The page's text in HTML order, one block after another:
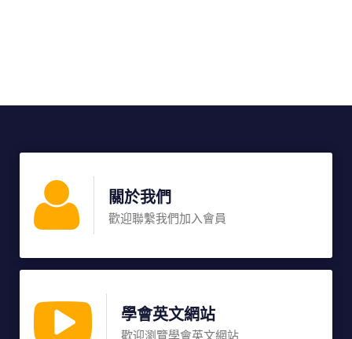
關於我們
歡迎聯繫我們加入會員
學會英文網站
歡迎瀏覽學會英文網站